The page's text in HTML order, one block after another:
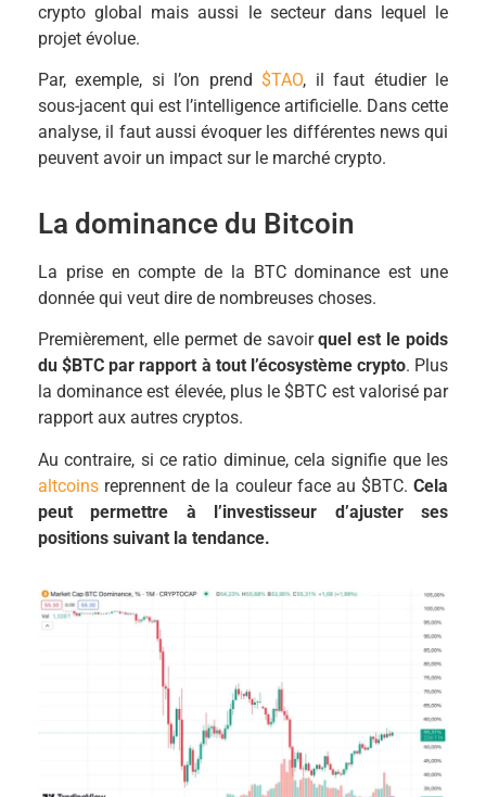
crypto global mais aussi le secteur dans lequel le
projet évolue.
Par, exemple, si l’on prend $TAO, il faut étudier le
sous-jacent qui est l’intelligence artificielle. Dans cette
analyse, il faut aussi évoquer les différentes news qui
peuvent avoir un impact sur le marché crypto.
La dominance du Bitcoin
La prise en compte de la BTC dominance est une
donnée qui veut dire de nombreuses choses.
Premièrement, elle permet de savoirquel est le poids
du $BTC par rapport à tout l’écosystème crypto. Plus
la dominance est élevée, plus le $BTC est valorisé par
rapport aux autres cryptos.
Au contraire, si ce ratio diminue, cela signifie que les
altcoins reprennent de la couleur face au $BTC. Cela
peut permettre à l’investisseur d’ajuster ses
positions suivant la tendance.